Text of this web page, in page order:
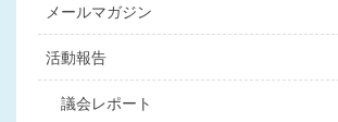
メールマガジン
活動報告
議会レポート